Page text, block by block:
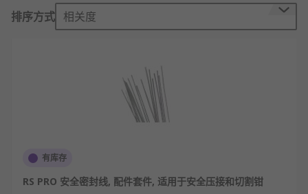
包括：
头， 或仅在必要时更换损坏的尖头。尖头通常
拧入到钳子中，更换简单。在决定所需的钳子
时，请考虑待安装或拆卸的卡簧直径。尽管有
标准尺寸的卡簧钳，某些特殊的钳子仍需与特
备用钳口
卡簧钳头
排序方式 相关度
有库存
RS PRO 安全密封线, 配件套件, 适用于安全压接和切割钳